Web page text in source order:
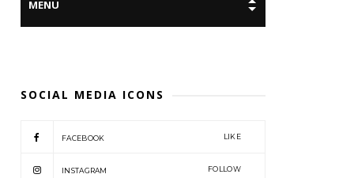
SOCIAL MEDIA ICONS
FACEBOOK LIKE
INSTAGRAM FOLLOW